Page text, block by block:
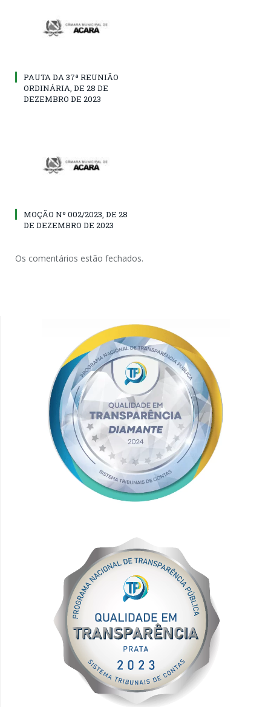
PAUTA DA 37ª REUNIÃO
ORDINÁRIA, DE 28 DE
DEZEMBRO DE 2023
MOÇÃO Nº 002/2023, DE 28
DE DEZEMBRO DE 2023
Os comentários estão fechados.